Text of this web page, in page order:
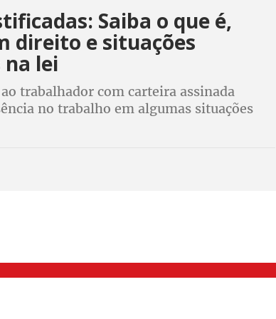
Saiba o que é,
direito e situações
lei
trabalhador com carteira assinada
no trabalho em algumas situações
São Paulo/SP | Telefone (11) 2108 9200 - Fax (11) 2108 9310